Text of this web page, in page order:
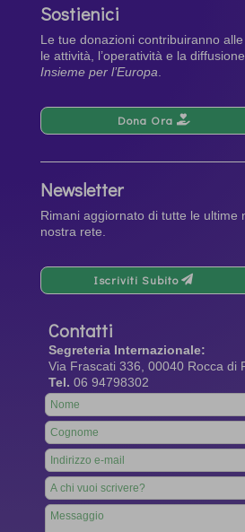
Sostienici
Le tue donazioni contribuiranno alle
le attività, l’operatività e la
Insieme per l’Europa
Dona Ora
Newsletter
Rimani aggiornato di tutte le ultime
nostra rete.
Iscriviti Subito
Contatti
Segreteria Internazionale:
Via Frascati 336, 00040 Rocca di
Tel. 06 94798302
Leave
this
field
blank